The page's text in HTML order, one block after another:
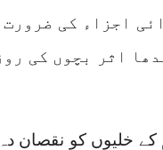
اجزاء کی
اثر بچوں کی
خلیوں کو نقصان